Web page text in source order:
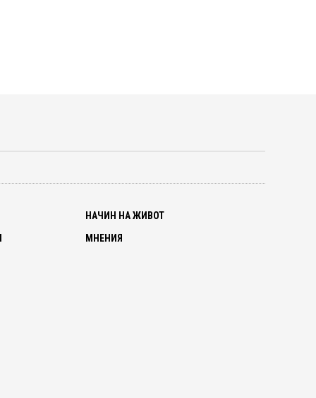
НАЧИН НА ЖИВОТ
МНЕНИЯ